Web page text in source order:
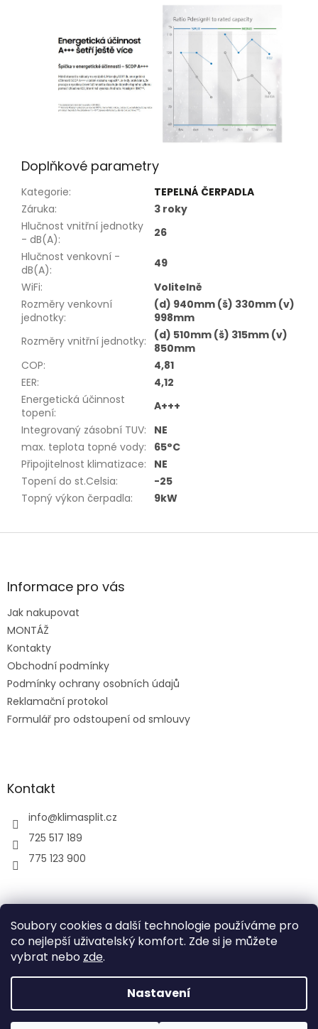
Soubory cookies a další technologie používáme pro
co nejlepší uživatelský komfort. Zde si je můžete
vybrat nebo zde.
Nastavení
Doplňkové parametry
Kategorie:
TEPELNÁ ČERPADLA
Záruka:
3 roky
Hlučnost vnitřní jednotky
- dB(A):
26
Hlučnost venkovní -
dB(A):
49
WiFi:
Volitelně
Rozměry venkovní
jednotky:
(d) 940mm (š) 330mm (v)
998mm
Rozměry vnitřní jednotky:
(d) 510mm (š) 315mm (v)
850mm
COP:
4,81
EER:
4,12
Energetická účinnost
topení:
A+++
Integrovaný zásobní TUV:
NE
max. teplota topné vody:
65°C
Připojitelnost klimatizace:
NE
Topení do st.Celsia:
-25
Topný výkon čerpadla: 9kW
Z
aInformace pro vás
Jak nakupovat
MONTÁŽ
Kontakty
Obchodní podmínky
Podmínky ochrany osobních údajů
Reklamační protokol
Formulář pro odstoupení od smlouvy
Kontakt
info@klimasplit.cz
725 517 189
775 123 900
air-cool
Copyright 2026Klimatizace do bytu a firem. Všechna